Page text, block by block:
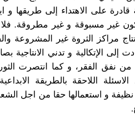
قادرة على الاهتداء إلى طريقها و
غير مسبوقة و غير مطروقة. فلا
مراكز الثروة غير المشروعة
إلى الإتكالية و تدني
من نفق الفقر، و كما انتصرت
اللاحقة بالطريقة
و استعمالها حقا من اجل